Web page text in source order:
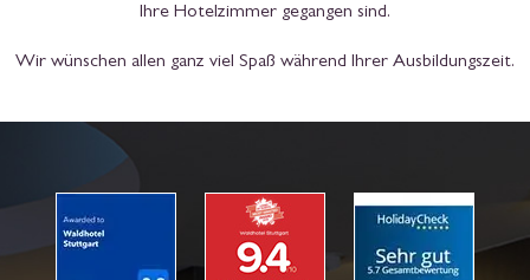
Ihre Hotelzimmer gegangen sind.
Wir wünschen allen ganz viel Spaß während Ihrer Ausbildungszeit.